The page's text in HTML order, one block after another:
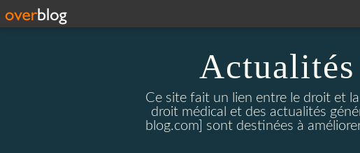
Ce site fait un lien entre le droit et
droit médical et des actualités
blog.com] sont destinées à